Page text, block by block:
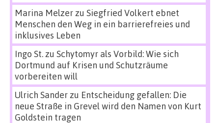
Marina Melzerzu Siegfried Volkert ebnet
Menschen den Weg in ein barrierefreies und
inklusives Leben
Ingo St.zu Schytomyr als Vorbild: Wie sich
Dortmund auf Krisen und Schutzräume
vorbereiten will
Ulrich Sanderzu Entscheidung gefallen: Die
neue Straße in Grevel wird den Namen von Kurt
Goldstein tragen